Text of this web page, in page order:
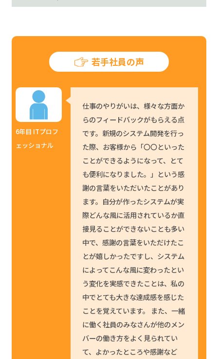
若手社員の声
6年目 ITプロフ
ェッショナル
仕事のやりがいは、様々な方面か
らのフィードバックがもらえる点
です。新規のシステム開発を行っ
た際、お客様から「〇〇といった
ことができるようになって、とて
も便利になりました。」という感
謝の言葉をいただいたことがあり
ます。自分が作ったシステムが実
際どんな風に活用されているか直
接見ることができないことも多い
中で、感謝の言葉をいただけたこ
とが嬉しかったですし、システム
によってこんな風に変わったとい
う変化を実感できたことは、私の
中でとても大きな達成感を感じた
ことを覚えています。 また、一緒
に働く社員のみなさんが他のメン
バーの働き方をよく見られてい
て、よかったところや感謝など